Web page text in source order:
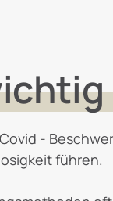
-
führen.